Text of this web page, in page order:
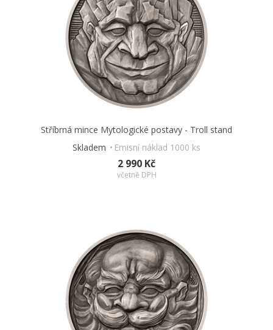
Stříbrná mince Mytologické postavy - Troll stand
Skladem
Emisní náklad 1000 ks
2 990 Kč
včetně DPH